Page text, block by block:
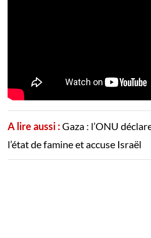
A lire aussi : Gaza : l’ONU
l’état de famine et accuse Israël